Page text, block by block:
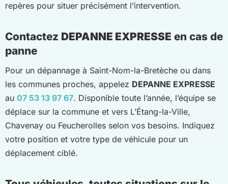
repères pour situer précisément l’intervention.
Contactez DEPANNE EXPRESSE en cas de
panne
Pour un dépannage à Saint-Nom-la-Bretèche ou dans
les communes proches, appelez DEPANNE EXPRESSE
au 07 53 13 97 67. Disponible toute l’année, l’équipe se
déplace sur la commune et vers L’Étang-la-Ville,
Chavenay ou Feucherolles selon vos besoins. Indiquez
votre position et votre type de véhicule pour un
déplacement ciblé.